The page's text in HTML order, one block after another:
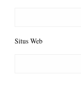
Situs Web